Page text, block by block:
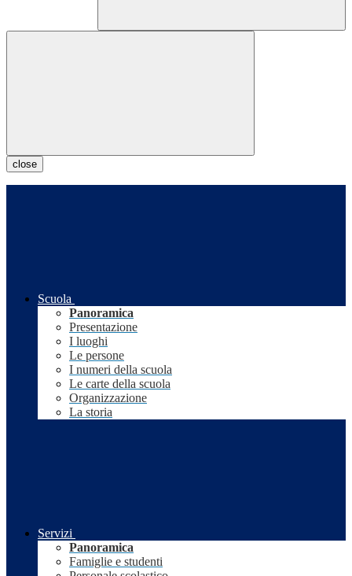
close
Scuola
Panoramica
Presentazione
I luoghi
Le persone
I numeri della scuola
Le carte della scuola
Organizzazione
La storia
Servizi
Panoramica
Famiglie e studenti